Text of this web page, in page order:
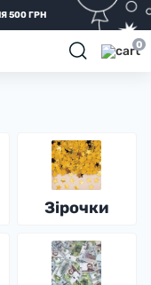
500 ГРН
0
Зірочки